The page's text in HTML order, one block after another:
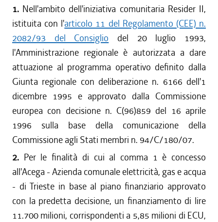
1. Nell'ambito dell'iniziativa comunitaria Resider II,
istituita con l'articolo 11 del Regolamento (CEE) n.
2082/93 del Consiglio del 20 luglio 1993,
l'Amministrazione regionale è autorizzata a dare
attuazione al programma operativo definito dalla
Giunta regionale con deliberazione n. 6166 dell'1
dicembre 1995 e approvato dalla Commissione
europea con decisione n. C(96)859 del 16 aprile
1996 sulla base della comunicazione della
Commissione agli Stati membri n. 94/C/180/07.
2. Per le finalità di cui al comma 1 è concesso
all'Acega - Azienda comunale elettricità, gas e acqua
- di Trieste in base al piano finanziario approvato
con la predetta decisione, un finanziamento di lire
11.700 milioni, corrispondenti a 5,85 milioni di ECU,